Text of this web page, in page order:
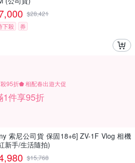
$28,421
下殺
券
95折⬟ 相配春出遊大促
1件享95折
索尼公司貨 保固18+6] ZV-1F Vlog 相機
新手/生活隨拍)
$15,768